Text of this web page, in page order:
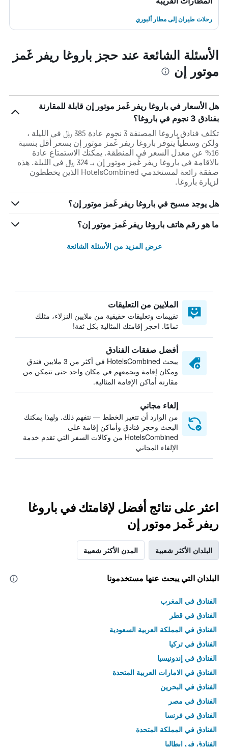
رحلات طيران إلى مطار ألبوري
الأسئلة الشائعة عند حجز باروغا ريفر غَمز
موتور إن
هل الأسعار في باروغا ريفر غَمز موتور إن قابلة للمقارنة
بفنادق 3 نجوم في باروغا؟
تكلف فنادق باروغا المصنفة 3 نجوم عادة 385 ﷼ في الليلة ،
ولكن وسطياً يتوفر باروغا ريفر غَمز موتور إن بسعر أقل بنسبة
16% عن معدل السعر في المنطقة. يمكنك الاستمتاع عادة
بالاقامة في باروغا ريفر غَمز موتور إن بـ 324 ﷼ في الليلة. هذه
صفقة رائعة لمستخدمي HotelsCombined الذين يخططون
لزيارة باروغا.
هل يوجد مسبح في باروغا ريفر غَمز موتور إن؟
ما هو رقم هاتف باروغا ريفر غَمز موتور إن؟
عرض المزيد من الأسئلة الشائعة
الملايين من التعليقات
تقييمات وتعليقات حقيقية من ملايين النزلاء، مثلك
تمامًا. احجز إقامتك المثالية بكل ثقة!
أفضل صفقات الفنادق
يبحث HotelsCombined في أكثر من 3 ملايين فندق
ومكان إقامة ويجمعهم في مكان واحد حتى تتمكن من
مقارنة أماكن الإقامة المثالية.
إلغاء مجاني
من الوارد أن تتغير الخطط — نتفهم ذلك. ولهذا يمكنك
البحث وحجز فنادق وأماكن إقامة على
HotelsCombined من وكالات السفر التي تقدم خدمة
الإلغاء المجاني
اعثر على نتائج أفضل لإقامتك في باروغا
ريفر غَمز موتور إن
البلدان الأكثر شعبية المدن الأكثر شعبية
البلدان التي يبحث عنها مستخدمونا
الفنادق في المغرب
الفنادق في قطر
الفنادق في المملكة العربية السعودية
الفنادق في تركيا
الفنادق في إندونيسيا
الفنادق في الامارات العربية المتحدة
الفنادق في البحرين
الفنادق في مصر
الفنادق في فرنسا
الفنادق في المملكة المتحدة
الفنادق في إيطاليا